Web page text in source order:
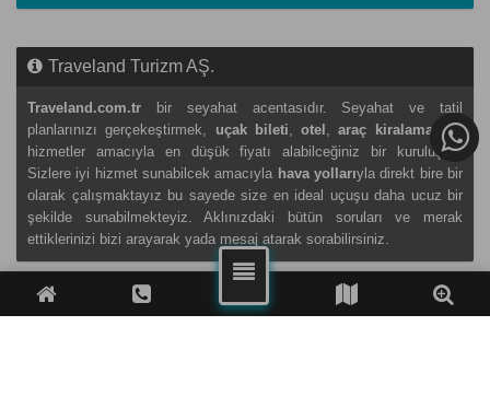
Traveland Turizm AŞ.
Traveland.com.tr bir seyahat acentasıdır. Seyahat ve tatil
planlarınızı gerçekeştirmek, uçak bileti,otel ,araç kiralama gibi
hizmetler amacıyla en düşük fiyatı alabilceğiniz bir kuruluştur.
Sizlere iyi hizmet sunabilcek amacıyla hava yollarıyla direkt bire bir
olarak çalışmaktayız bu sayede size en ideal uçuşu daha ucuz bir
şekilde sunabilmekteyiz. Aklınızdaki bütün soruları ve merak
ettiklerinizi bizi arayarak yada mesaj atarak sorabilirsiniz.